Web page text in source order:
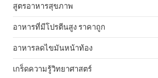
สูตรอาหารสุขภาพ
อาหารที่มีโปรตีนสูง ราคาถูก
อาหารลดไขมันหน้าท้อง
เกร็ดความรู้วิทยาศาสตร์